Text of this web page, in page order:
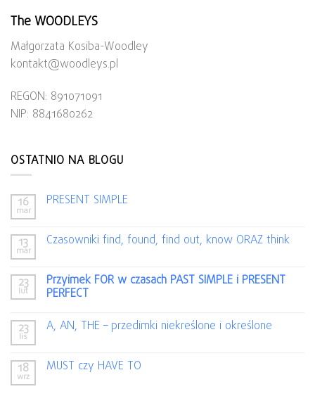
The WOODLEYS
Małgorzata Kosiba-Woodley
kontakt@woodleys.pl
REGON: 891071091
NIP: 8841680262
OSTATNIO NA BLOGU
16
mar
PRESENT SIMPLE
13
mar
Czasowniki find, found, find out, know ORAZ think
23
lut
Przyimek FOR w czasach PAST SIMPLE i PRESENT
PERFECT
23
lis
A, AN, THE – przedimki niekreślone i określone
18
wrz
MUST czy HAVE TO